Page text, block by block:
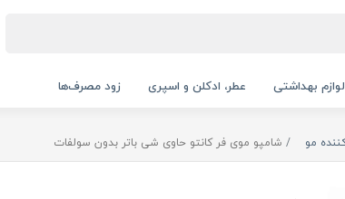
لوازم بهداشتی عطر، ادکلن و اسپری زود مصرف‌ها
مو شامپو موی فر کانتو حاوی شی باتر بدون سولفات